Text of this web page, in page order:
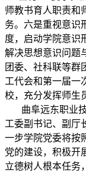
师教书育人职责和
务。六是重视意识
度，启动学院意识
解决思想意识问题
团委、社科联等群
工代会和第一届一
校，充分发挥师生
曲阜远东职业技
工委副书记、副厅
一步学院党委将按
党的建设，积极开
立德树人根本任务